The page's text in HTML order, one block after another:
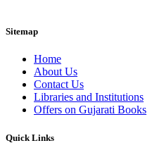
Sitemap
Home
About Us
Contact Us
Libraries and Institutions
Offers on Gujarati Books
Quick Links